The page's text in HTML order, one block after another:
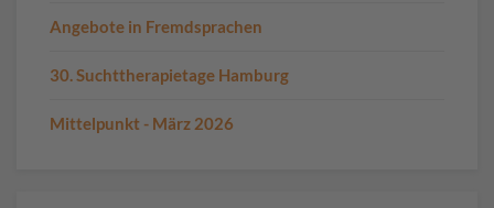
Angebote in Fremdsprachen
30. Suchttherapietage Hamburg
Mittelpunkt - März 2026